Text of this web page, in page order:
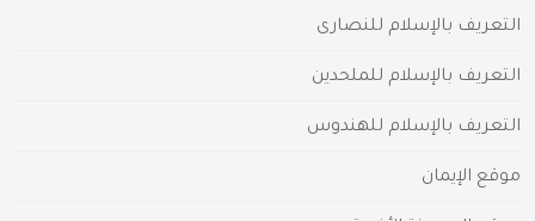
التعريف بالإسلام للنصارى
التعريف بالإسلام للملحدين
التعريف بالإسلام للهندوس
موقع الإيمان